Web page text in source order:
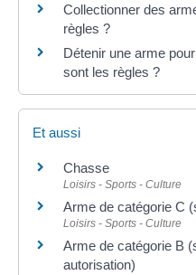
Collectionner des
règles ?
Détenir une arme
sont les règles ?
Et aussi
Chasse
Loisirs - Sports - Culture
Arme de catégorie C
Loisirs - Sports - Culture
Arme de catégorie B
autorisation)